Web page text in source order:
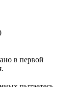
в первой